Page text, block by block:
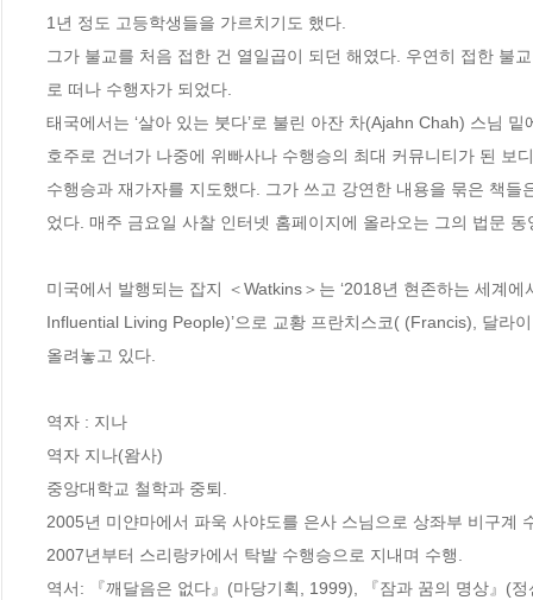
1년 정도 고등학생들을 가르치기도 했다.
그가 불교를 처음 접한 건 열일곱이 되던 해였다. 우연히 접한 불
로 떠나 수행자가 되었다.
태국에서는 ‘살아 있는 붓다’로 불린 아잔 차(Ajahn Chah) 스님
호주로 건너가 나중에 위빠사나 수행승의 최대 커뮤니티가 된
수행승과 재가자를 지도했다. 그가 쓰고 강연한 내용을 묶은 책
었다. 매주 금요일 사찰 인터넷 홈페이지에 올라오는 그의 법문
미국에서 발행되는 잡지 ＜Watkins＞는 ‘2018년 현존하는 세계
Influential Living People)’으로 교황 프란치스코( (Francis), 달라
올려놓고 있다.
역자 : 지나
역자 지나(왐사)
중앙대학교 철학과 중퇴.
2005년 미얀마에서 파욱 사야도를 은사 스님으로 상좌부 비구계
2007년부터 스리랑카에서 탁발 수행승으로 지내며 수행.
역서: 『깨달음은 없다』(마당기획, 1999), 『잠과 꿈의 명상』(